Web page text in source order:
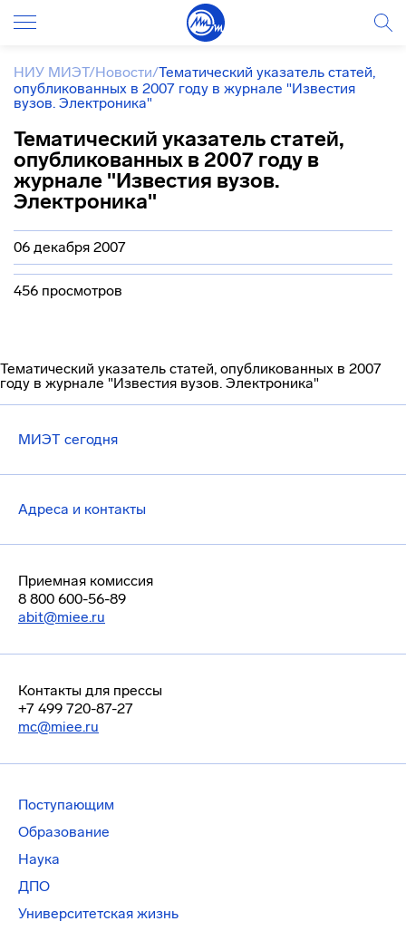
НИУ МИЭТ/Новости/Тематический указатель статей,
опубликованных в 2007 году в журнале "Известия
вузов. Электроника"
Тематический указатель статей,
опубликованных в 2007 году в
журнале "Известия вузов.
Электроника"
06 декабря 2007
456 просмотров
Тематический указатель статей, опубликованных в 2007
году в журнале "Известия вузов. Электроника"
МИЭТ сегодня
Адреса и контакты
Приемная комиссия
8 800 600-56-89
abit@miee.ru
Контакты для прессы
+7 499 720-87-27
mc@miee.ru
Поступающим
Образование
Наука
ДПО
Университетская жизнь